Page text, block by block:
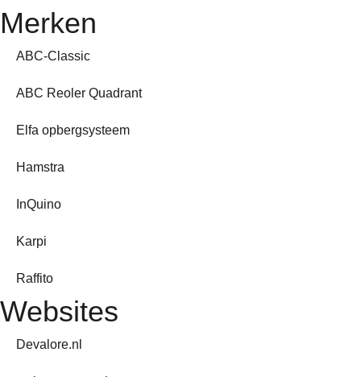
Merken
ABC-Classic
ABC Reoler Quadrant
Elfa opbergsysteem
Hamstra
InQuino
Karpi
Raffito
Websites
Devalore.nl